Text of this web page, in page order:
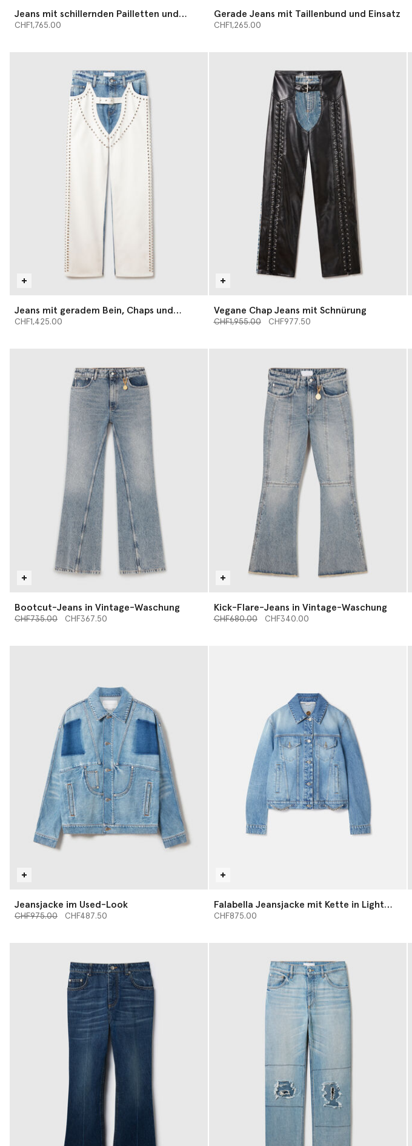
Jeans mit schillernden Pailletten und
weitem Bein
CHF1,765.00
Gerade Jeans mit Taillenbund und Einsatz
CHF1,265.00
Jeans mit geradem Bein, Chaps und
Nieten
CHF1,425.00
Vegane Chap Jeans mit Schnürung
Preis reduziert von
CHF1,955.00bisCHF977.50
Bootcut-Jeans in Vintage-Waschung
Preis reduziert von
CHF735.00bisCHF367.50
Kick-Flare-Jeans in Vintage-Waschung
Preis reduziert von
CHF680.00bisCHF340.00
Jeansjacke im Used-Look
Preis reduziert von
CHF975.00bisCHF487.50
Falabella Jeansjacke mit Kette in Light
Washed-Optik
CHF875.00